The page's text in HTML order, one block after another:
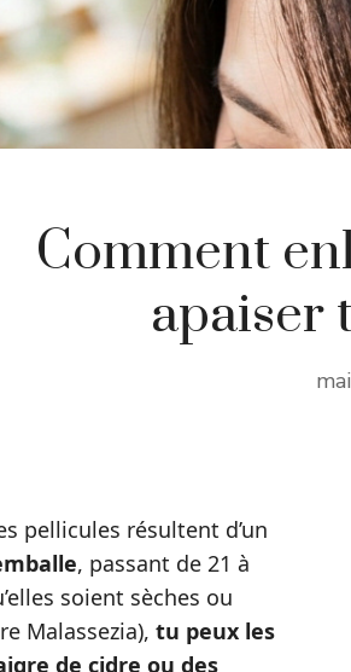
Comment
apaiser
pellicules résultent d’un
, passant de 21 à
soient sèches ou
Malassezia), tu peux les
de cidre ou des